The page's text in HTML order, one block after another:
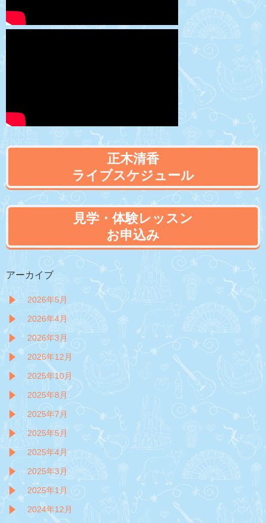
正木清香
ライブスケジュール
見学・体験レッスン
お申込み
アーカイブ
2026年5月
2026年4月
2026年3月
2025年12月
2025年10月
2025年8月
2025年7月
2025年5月
2025年4月
2025年3月
2025年1月
2024年12月